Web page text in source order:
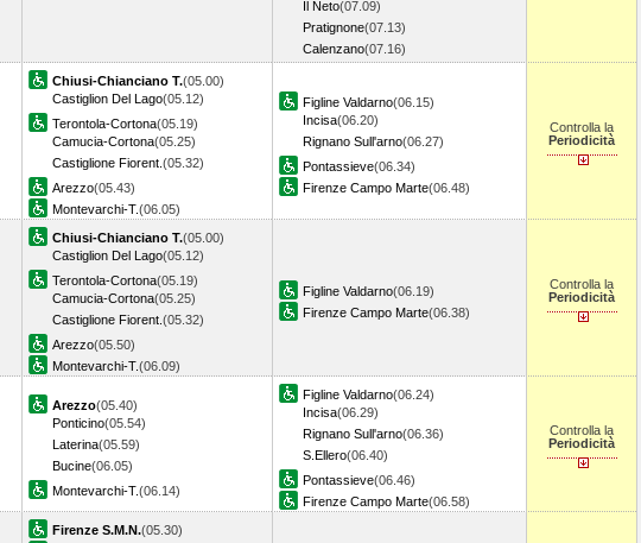
Il Neto(07.09)
Pratignone(07.13)
Calenzano(07.16)
Chiusi-Chianciano T.(05.00)
Castiglion Del Lago(05.12)
Terontola-Cortona(05.19)
Camucia-Cortona(05.25)
Castiglione Fiorent. (05.32)
Arezzo(05.43)
Montevarchi-T.(06.05)
Figline Valdarno(06.15)
Incisa(06.20)
Rignano Sull'arno(06.27)
Pontassieve(06.34)
Firenze Campo Marte(06.48)
Controlla la
Periodicità
Chiusi-Chianciano T.(05.00)
Castiglion Del Lago(05.12)
Terontola-Cortona(05.19)
Camucia-Cortona(05.25)
Castiglione Fiorent. (05.32)
Arezzo(05.50)
Montevarchi-T.(06.09)
Figline Valdarno(06.19)
Firenze Campo Marte(06.38)
Controlla la
Periodicità
Arezzo(05.40)
Ponticino(05.54)
Laterina(05.59)
Bucine(06.05)
Montevarchi-T.(06.14)
Figline Valdarno(06.24)
Incisa(06.29)
Rignano Sull'arno(06.36)
S.Ellero(06.40)
Pontassieve(06.46)
Firenze Campo Marte(06.58)
Controlla la
Periodicità
Firenze S.M.N.(05.30)